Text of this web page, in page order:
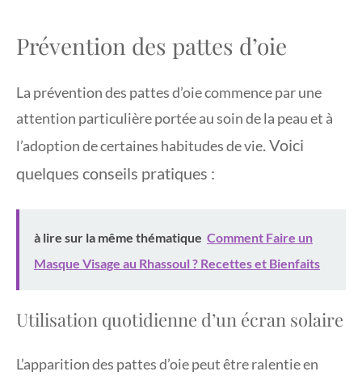
Prévention des pattes d’oie
La prévention des pattes d’oie commence par une
attention particulière portée au soin de la peau et à
l’adoption de certaines habitudes de vie. Voici
quelques conseils pratiques :
à lire sur la même thématique Comment Faire un
Masque Visage au Rhassoul ? Recettes et Bienfaits
Utilisation quotidienne d’un écran solaire
L’apparition des pattes d’oie peut être ralentie en